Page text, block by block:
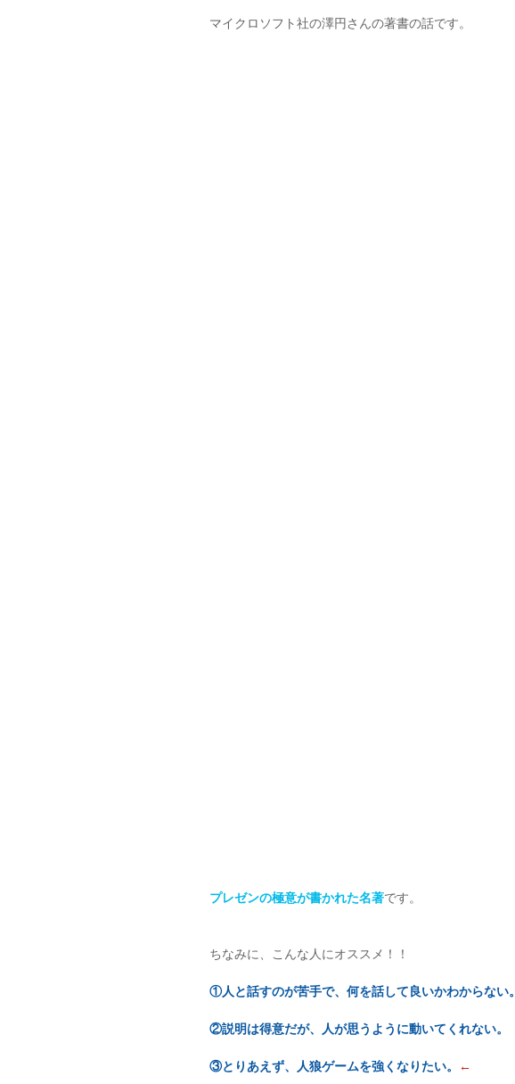
マイクロソフト社の澤円さんの著書の話です。
プレゼンの極意が書かれた名著です。
ちなみに、こんな人にオススメ！！
①人と話すのが苦手で、何を話して良いかわからない。
②説明は得意だが、人が思うように動いてくれない。
③とりあえず、人狼ゲームを強くなりたい。 ←